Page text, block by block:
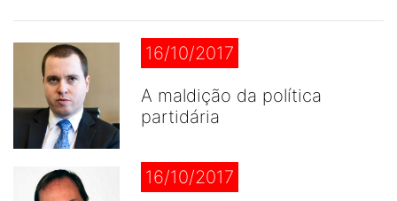
16/10/2017
A maldição da política
partidária
16/10/2017